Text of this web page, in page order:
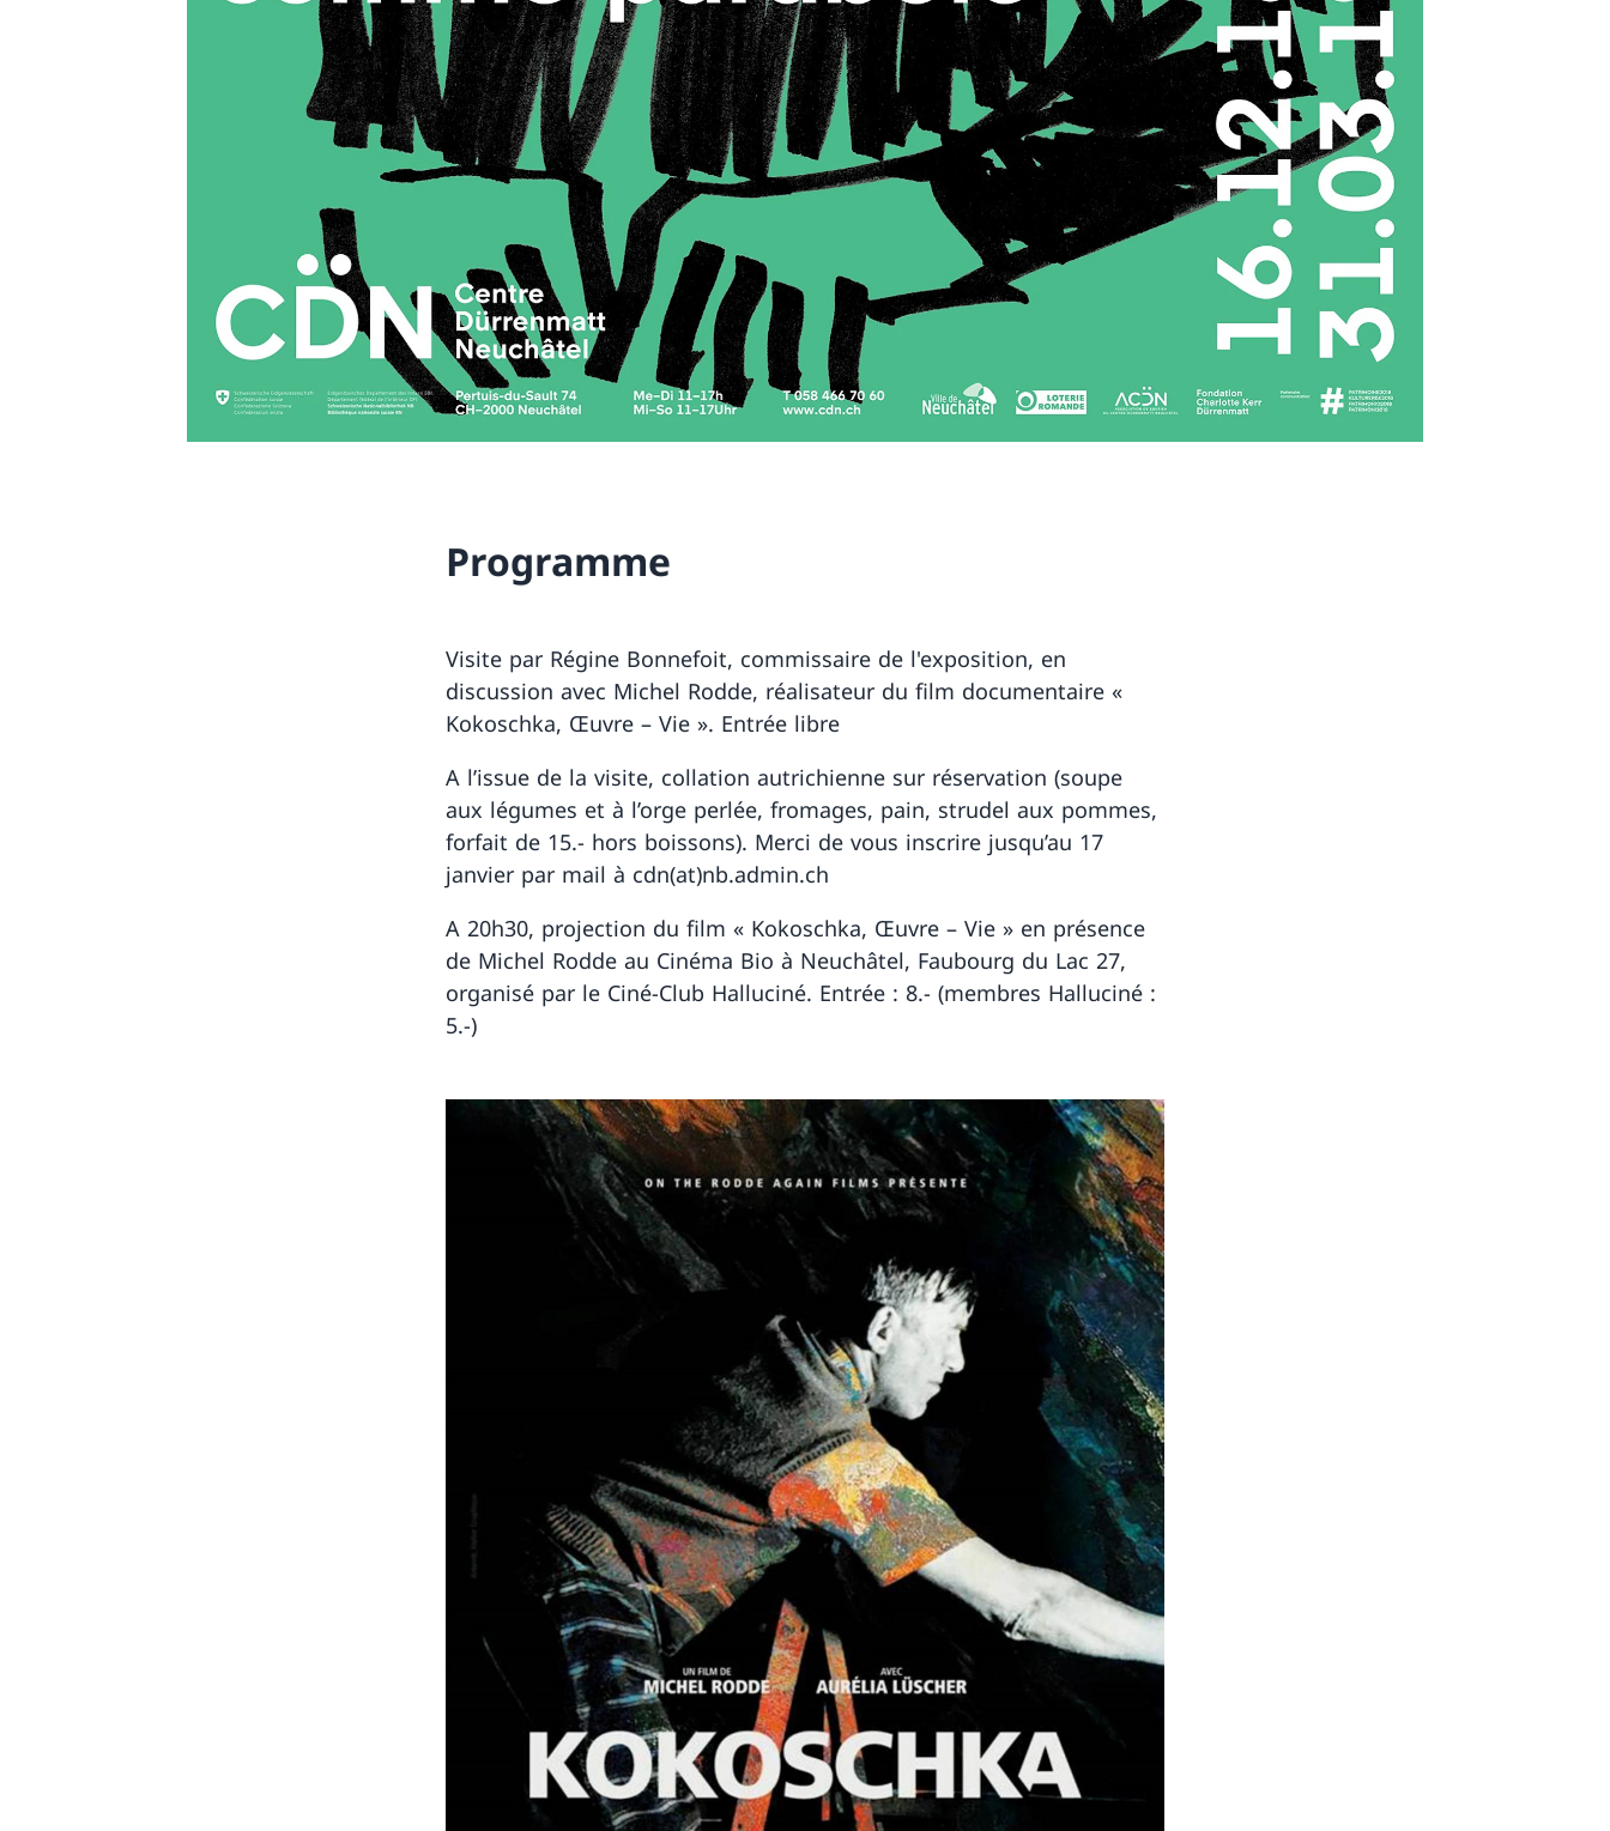
Programme
Visite par Régine Bonnefoit, commissaire de l'exposition, en
discussion avec Michel Rodde, réalisateur du film documentaire «
Kokoschka, Œuvre – Vie ». Entrée libre
A l’issue de la visite, collation autrichienne sur réservation (soupe
aux légumes et à l’orge perlée, fromages, pain, strudel aux pommes,
forfait de 15.- hors boissons). Merci de vous inscrire jusqu’au 17
janvier par mail à cdn(at)nb.admin.ch
A 20h30, projection du film « Kokoschka, Œuvre – Vie » en présence
de Michel Rodde au Cinéma Bio à Neuchâtel, Faubourg du Lac 27,
organisé par le Ciné-Club Halluciné. Entrée : 8.- (membres Halluciné :
5.-)